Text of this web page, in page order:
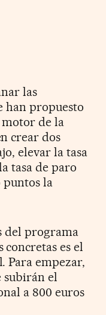
las
han propuesto
motor de la
crear dos
elevar la tasa
tasa de paro
puntos la
del programa
es el
Para empezar,
subirán el
a 800 euros